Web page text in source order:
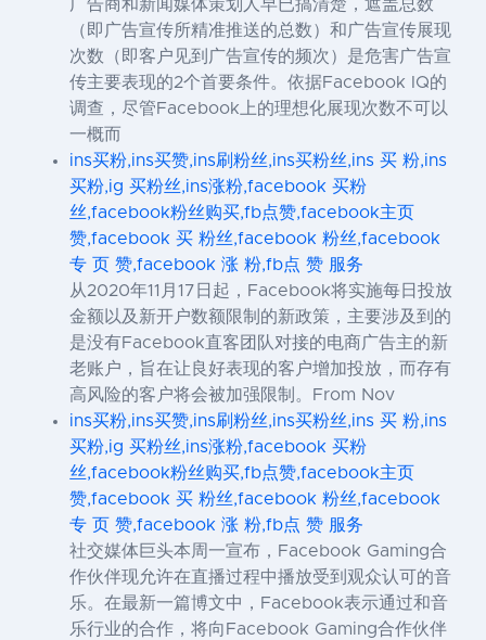
广告商和新闻媒体策划人早已搞清楚，遮盖总数
（即广告宣传所精准推送的总数）和广告宣传展现
次数（即客户见到广告宣传的频次）是危害广告宣
传主要表现的2个首要条件。依据Facebook IQ的
调查，尽管Facebook上的理想化展现次数不可以
一概而
ins买粉,ins买赞,ins刷粉丝,ins买粉丝,ins 买 粉,ins
买粉,ig 买粉丝,ins涨粉,facebook 买粉
丝,facebook粉丝购买,fb点赞,facebook主页
赞,facebook 买 粉丝,facebook 粉丝,facebook
专 页 赞,facebook 涨 粉,fb点 赞 服务
从2020年11月17日起，Facebook将实施每日投放
金额以及新开户数额限制的新政策，主要涉及到的
是没有Facebook直客团队对接的电商广告主的新
老账户，旨在让良好表现的客户增加投放，而存有
高风险的客户将会被加强限制。From Nov
ins买粉,ins买赞,ins刷粉丝,ins买粉丝,ins 买 粉,ins
买粉,ig 买粉丝,ins涨粉,facebook 买粉
丝,facebook粉丝购买,fb点赞,facebook主页
赞,facebook 买 粉丝,facebook 粉丝,facebook
专 页 赞,facebook 涨 粉,fb点 赞 服务
社交媒体巨头本周一宣布，Facebook Gaming合
作伙伴现允许在直播过程中播放受到观众认可的音
乐。在最新一篇博文中，Facebook表示通过和音
乐行业的合作，将向Facebook Gaming合作伙伴